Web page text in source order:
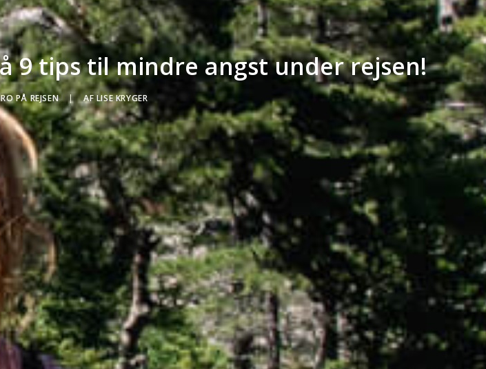
9 tips til mindre angst under rejsen!
RO PÅ REJSEN | AFLISE KRYGER